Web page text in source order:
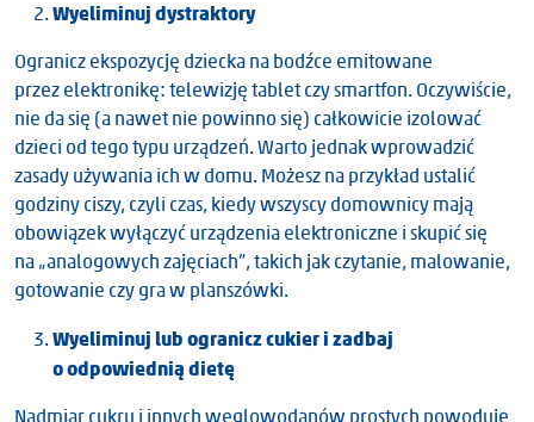
Wyeliminuj dystraktory
Ogranicz ekspozycję dziecka na bodźce emitowane
przez elektronikę: telewizję tablet czy smartfon. Oczywiście,
nie da się (a nawet nie powinno się) całkowicie izolować
dzieci od tego typu urządzeń. Warto jednak wprowadzić
zasady używania ich w domu. Możesz na przykład ustalić
godziny ciszy, czyli czas, kiedy wszyscy domownicy mają
obowiązek wyłączyć urządzenia elektroniczne i skupić się
na „analogowych zajęciach”, takich jak czytanie, malowanie,
gotowanie czy gra w planszówki.
Wyeliminuj lub ogranicz cukier i zadbaj
o odpowiednią dietę
Nadmiar cukru i innych węglowodanów prostych powoduje